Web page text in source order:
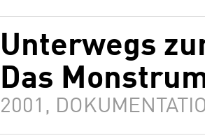
Unterwegs
Das
2001,